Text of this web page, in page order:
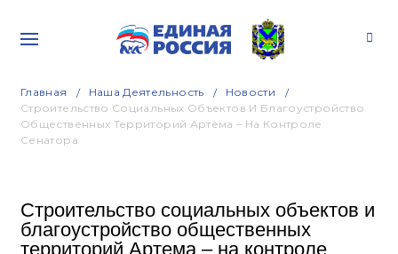
Главная Наша Деятельность
Новости
Строительство Социальных Объектов И Благоустройство
Общественных Территорий Артема – На Контроле
Сенатора
Строительство социальных объектов и
благоустройство общественных
территорий Артема – на контроле